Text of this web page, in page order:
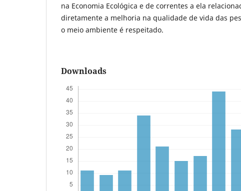
na Economia Ecológica e de correntes a ela
diretamente a melhoria na qualidade de vida das
o meio ambiente é respeitado.
Downloads